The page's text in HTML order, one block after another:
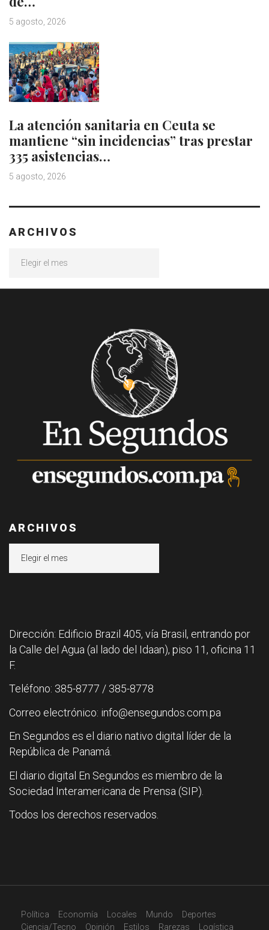
5 agosto, 2026
La atención sanitaria en Ceuta se
mantiene “sin incidencias” tras prestar
335 asistencias…
5 agosto, 2026
ARCHIVOS
ARCHIVOS
Dirección: Edificio Brazil 405, vía Brasil, entrando por
la Calle del Agua (al lado del Idaan), piso 11, oficina 11
F.
Teléfono: 385-8777 / 385-8778
Correo electrónico: info@ensegundos.com.pa
En Segundos es el diario nativo digital líder de la
República de Panamá.
El diario digital En Segundos es miembro de la
Sociedad Interamericana de Prensa (SIP).
Todos los derechos reservados.
Política Economía Locales Mundo
Deportes
Ciencia/Tecno
Opinión Estilos Rarezas Logística